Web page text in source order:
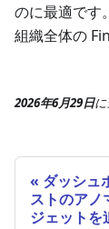
のに最適です
組織全体の
2026年6月29日に
ダッシュ
ストのアノ
ジェットを